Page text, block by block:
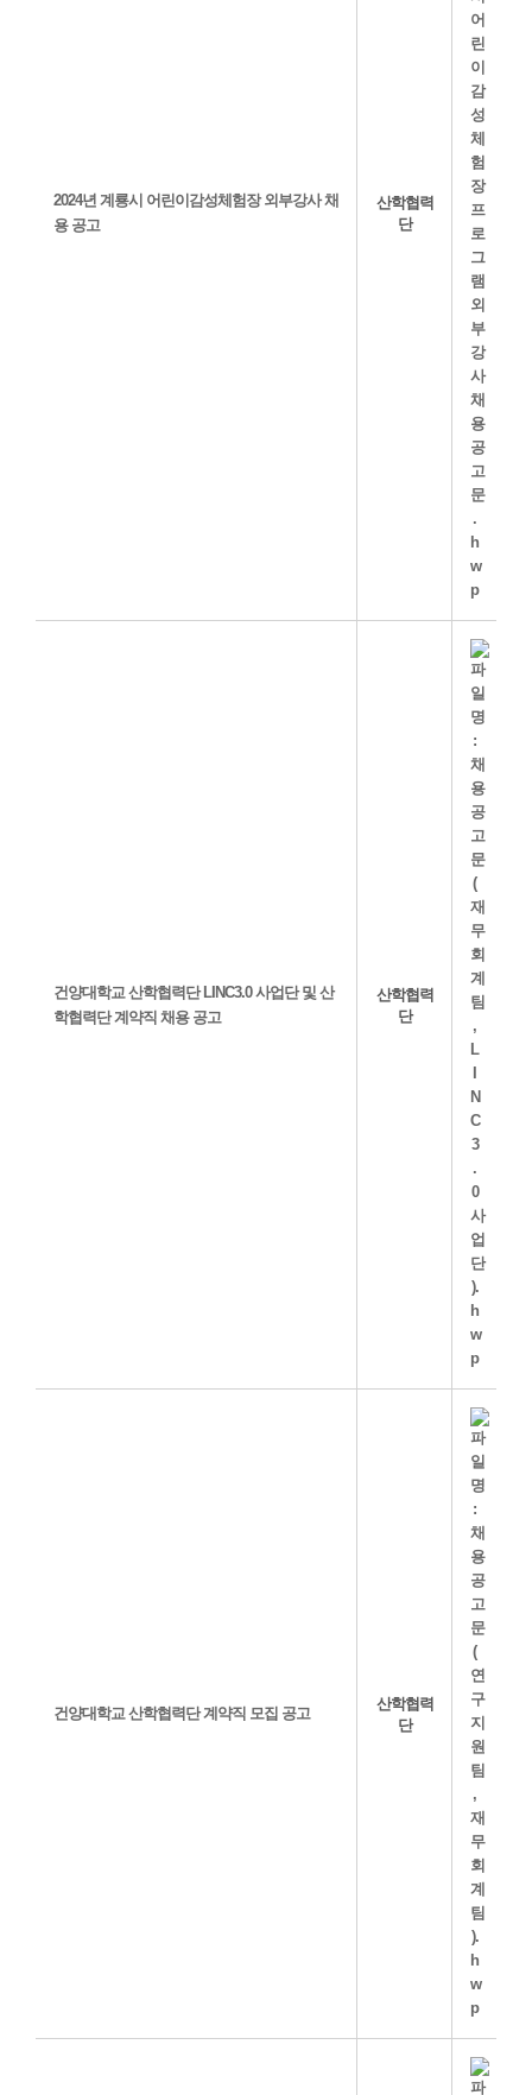
2024년 계룡시 어린이감성체험장 외부강사 채
용 공고
산학협력
단
건양대학교 산학협력단 LINC3.0 사업단 및 산
학협력단 계약직 채용 공고
산학협력
단
건양대학교 산학협력단 계약직 모집 공고
산학협력
단